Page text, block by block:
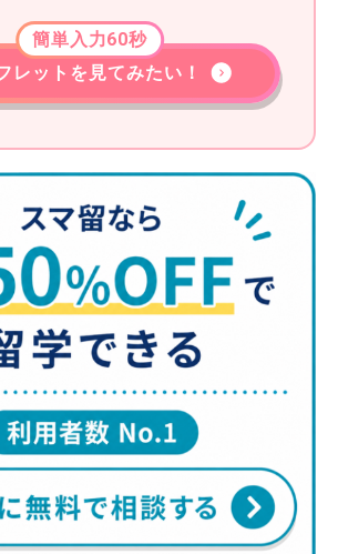
レットを見てみたい！
簡単入力60秒